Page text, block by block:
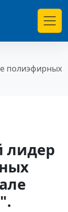
полиэфирных
лидер